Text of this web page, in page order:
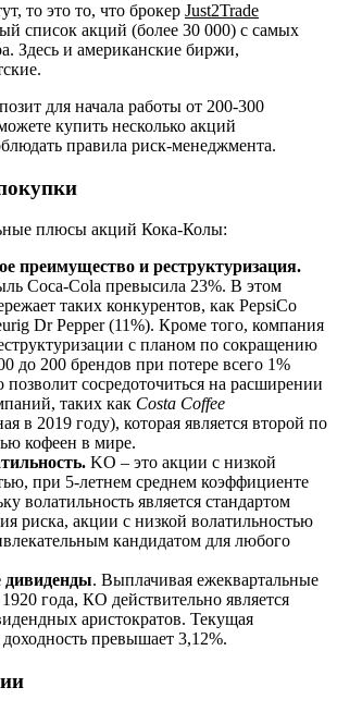
то это то, что брокер Just2Trade
список акций (более 30 000) с самых
Здесь и американские биржи,
для начала работы от 200-300
купить несколько акций
правила риск-менеджмента.
плюсы акций Кока-Колы:
преимущество и реструктуризация.
Coca-Cola превысила 23%. В этом
таких конкурентов, как PepsiCo
Dr Pepper (11%). Кроме того, компания
с планом по сокращению
до 200 брендов при потере всего 1%
сосредоточиться на расширении
таких как Costa Coffee
в 2019 году), которая является второй по
кофеен в мире.
KO – это акции с низкой
при 5-летнем среднем коэффициенте
волатильность является стандартом
риска, акции с низкой волатильностью
кандидатом для любого
. Выплачивая ежеквартальные
года, КО действительно является
аристократов. Текущая
превышает 3,12%.